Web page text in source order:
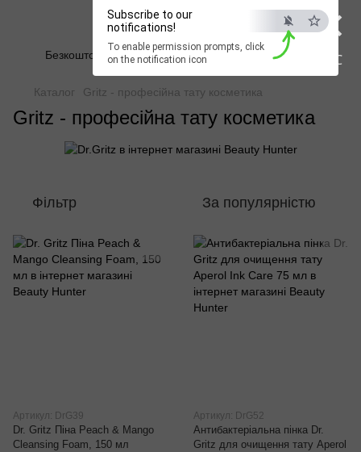
×
ESC
Subscribe to our
notifications!
To enable permission prompts, click
on the notification icon
Beauty Hunter
Безкоштовна доставка при замовленні від 2500 грн
Каталог Gritz - професійна тату косметика
Gritz - професійна тату косметика
Фільтр За популярністю
Артикул: DrG39
Dr. Gritz Піна Peach & Mango
Cleansing Foam, 150 мл
Артикул: DrG52
Антибактеріальна пінка Dr.
Gritz для очищення тату Aperol